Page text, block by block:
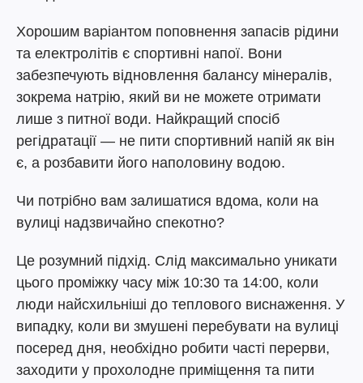
Хорошим варіантом поповнення запасів рідини
та електролітів є спортивні напої. Вони
забезпечують відновлення балансу мінералів,
зокрема натрію, який ви не можете отримати
лише з питної води. Найкращий спосіб
регідратації — не пити спортивний напій як він
є, а розбавити його наполовину водою.
Чи потрібно вам залишатися вдома, коли на
вулиці надзвичайно спекотно?
Це розумний підхід. Слід максимально уникати
цього проміжку часу між 10:30 та 14:00, коли
люди найсхильніші до теплового виснаження. У
випадку, коли ви змушені перебувати на вулиці
посеред дня, необхідно робити часті перерви,
заходити у прохолодне приміщення та пити